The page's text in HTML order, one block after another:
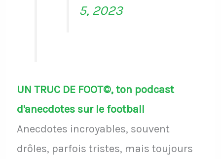
5, 2023
UN TRUC DE FOOT©, ton podcast
d'anecdotes sur le football
Anecdotes incroyables, souvent
drôles, parfois tristes, mais toujours